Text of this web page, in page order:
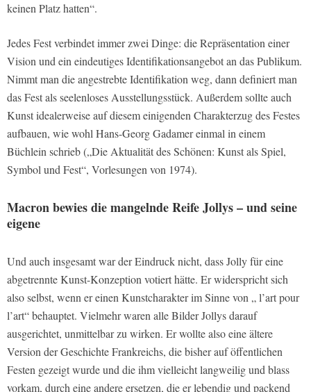
keinen Platz hatten“.
Jedes Fest verbindet immer zwei Dinge: die Repräsentation einer
Vision und ein eindeutiges Identifikationsangebot an das Publikum.
Nimmt man die angestrebte Identifikation weg, dann definiert man
das Fest als seelenloses Ausstellungsstück. Außerdem sollte auch
Kunst idealerweise auf diesem einigenden Charakterzug des Festes
aufbauen, wie wohl Hans-Georg Gadamer einmal in einem
Büchlein schrieb („Die Aktualität des Schönen: Kunst als Spiel,
Symbol und Fest“, Vorlesungen von 1974).
Macron bewies die mangelnde Reife Jollys – und seine
eigene
Und auch insgesamt war der Eindruck nicht, dass Jolly für eine
abgetrennte Kunst-Konzeption votiert hätte. Er widerspricht sich
also selbst, wenn er einen Kunstcharakter im Sinne von „ l’art pour
l’art“ behauptet. Vielmehr waren alle Bilder Jollys darauf
ausgerichtet, unmittelbar zu wirken. Er wollte also eine ältere
Version der Geschichte Frankreichs, die bisher auf öffentlichen
Festen gezeigt wurde und die ihm vielleicht langweilig und blass
vorkam, durch eine andere ersetzen, die er lebendig und packend